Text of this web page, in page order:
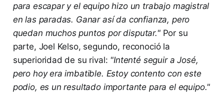
para escapar y el equipo hizo un trabajo magistral
en las paradas. Ganar así da confianza, pero
quedan muchos puntos por disputar."Por su
parte, Joel Kelso, segundo, reconoció la
superioridad de su rival: "Intenté seguir a José,
pero hoy era imbatible. Estoy contento con este
podio, es un resultado importante para el equipo."